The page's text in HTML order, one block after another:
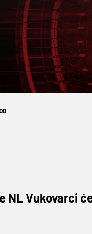
NL Vukovarci